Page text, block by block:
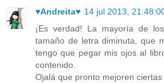
♥Andreita♥ 14 jul 2013,
¡Es verdad! La mayoría de
tamaño de letra diminuta, que
tengo que pegar mis ojos al
contenido.
Ojalá que pronto mejoren ciertas